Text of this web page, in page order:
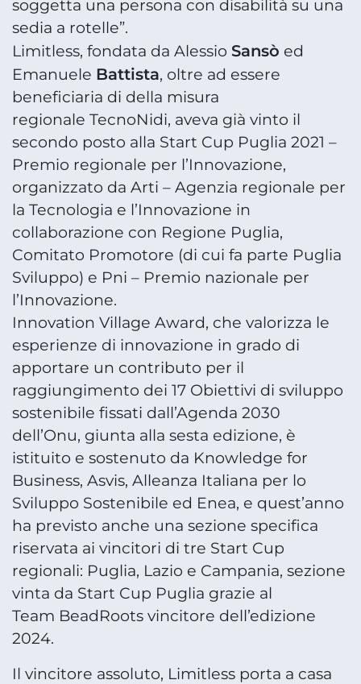
soggetta una persona con disabilità su una
sedia a rotelle”.
Limitless, fondata da Alessio Sansò ed
Emanuele Battista, oltre ad essere
beneficiaria di della misura
regionale TecnoNidi, aveva già vinto il
secondo posto alla Start Cup Puglia 2021 –
Premio regionale per l’Innovazione,
organizzato da Arti – Agenzia regionale per
la Tecnologia e l’Innovazione in
collaborazione con Regione Puglia,
Comitato Promotore (di cui fa parte Puglia
Sviluppo) e Pni – Premio nazionale per
l’Innovazione.
Innovation Village Award, che valorizza le
esperienze di innovazione in grado di
apportare un contributo per il
raggiungimento dei 17 Obiettivi di sviluppo
sostenibile fissati dall’Agenda 2030
dell’Onu, giunta alla sesta edizione, è
istituito e sostenuto da Knowledge for
Business, Asvis, Alleanza Italiana per lo
Sviluppo Sostenibile ed Enea, e quest’anno
ha previsto anche una sezione specifica
riservata ai vincitori di tre Start Cup
regionali: Puglia, Lazio e Campania, sezione
vinta da Start Cup Puglia grazie al
Team BeadRoots vincitore dell’edizione
2024.
Il vincitore assoluto, Limitless porta a casa